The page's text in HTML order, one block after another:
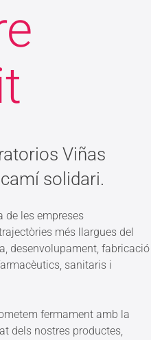
Viñas
solidari.
de les empreses
més llargues del
desenvolupament, fabricació
sanitaris i
fermament amb la
dels nostres productes,